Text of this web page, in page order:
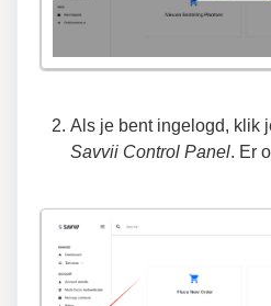
Als je bent ingelogd, klik
Savvii Control Panel. Er